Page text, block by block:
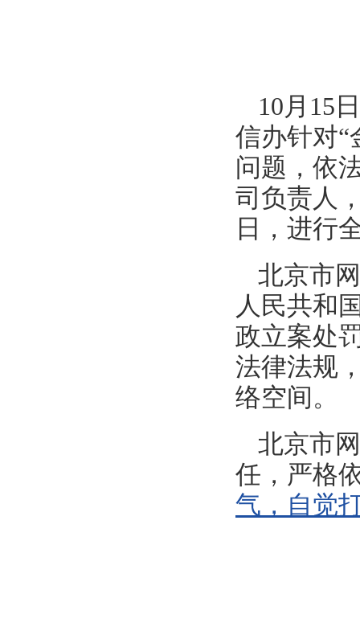
10月15
信办针对“
问题，依
司负责人
日，进行
北京市
人民共和
政立案处
法律法规
络空间。
北京市
任，严格
气，自觉